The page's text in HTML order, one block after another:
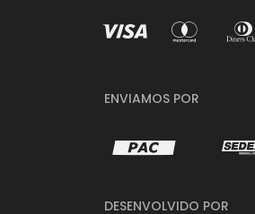
ENVIAMOS POR
DESENVOLVIDO POR